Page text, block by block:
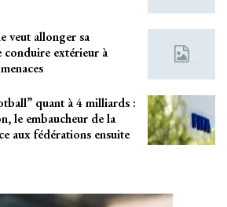
veut allonger sa
conduire extérieur à
quant à 4 milliards :
le embaucheur de la
aux fédérations ensuite